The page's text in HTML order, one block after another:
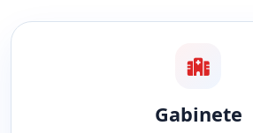
Gabinete